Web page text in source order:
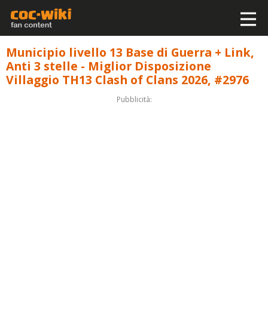
Municipio livello 13 Base di Guerra + Link,
Anti 3 stelle - Miglior Disposizione
Villaggio TH13 Clash of Clans 2026, #2976
Pubblicità: